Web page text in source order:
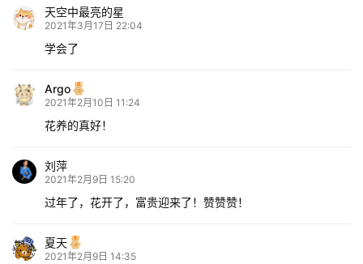
天空中最亮的星
2021年3月17日 22:04
学会了
Argo
2021年2月10日 11:24
花养的真好！
刘萍
2021年2月9日 15:20
过年了，花开了，富贵迎来了！赞赞赞！
夏天
2021年2月9日 14:35